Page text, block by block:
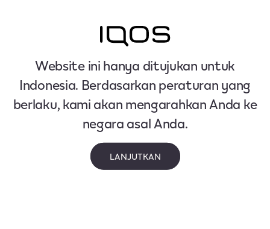
Website ini hanya ditujukan untuk
Indonesia. Berdasarkan peraturan yang
berlaku, kami akan mengarahkan Anda ke
negara asal Anda.
LANJUTKAN